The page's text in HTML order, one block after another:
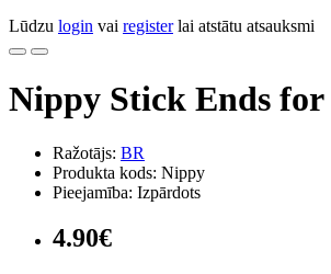
Lūdzu login vai registerlai atstātu atsauksmi
Nippy Stick Ends
Ražotājs: BR
Produkta kods: Nippy
Pieejamība: Izpārdots
4.90€